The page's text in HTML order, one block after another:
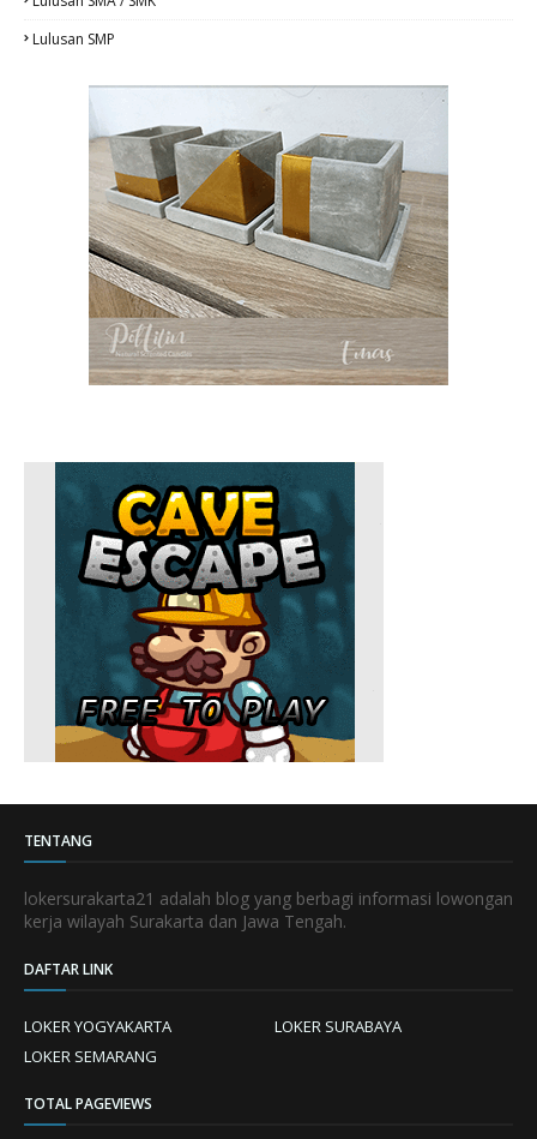
Lulusan SMP
TENTANG
lokersurakarta21 adalah blog yang berbagi informasi lowongan
kerja wilayah Surakarta dan Jawa Tengah.
DAFTAR LINK
LOKER YOGYAKARTA
LOKER SURABAYA
LOKER SEMARANG
TOTAL PAGEVIEWS